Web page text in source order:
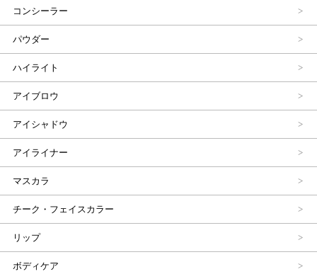
コンシーラー
パウダー
ハイライト
アイブロウ
アイシャドウ
アイライナー
マスカラ
チーク・フェイスカラー
リップ
ボディケア